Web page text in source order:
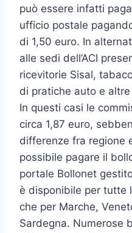
può essere infatti
ufficio postale
di 1,50 euro. In
alle sedi dell’ACI
ricevitorie Sisal,
di pratiche auto e
In questi casi le
circa 1,87 euro,
differenze fra regione
possibile pagare il
portale Bollonet
è disponibile per tutte
che per Marche,
Sardegna. Numerose